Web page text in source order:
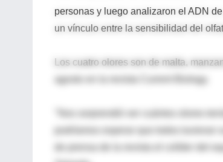
personas y luego analizaron el ADN
un vínculo entre la sensibilidad del
Los cuatro olores son de malta,
agosto en la revista Current Biology.
"Nos sorprendió ver cuántos olores
podríamos esperar que todos
de prensa de la revista el colíder del